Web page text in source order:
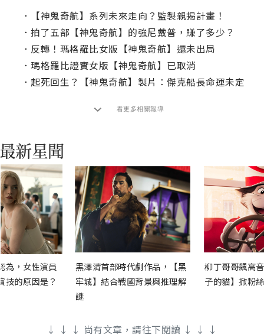
．
【神鬼奇航】系列未來走向？監製親揭計畫！
． 拍了五部【神鬼奇航】的強尼戴普，賺了多少？
． 反轉！瑪格羅比女版【神鬼奇航】還未出局
． 瑪格羅比證實女版【神鬼奇航】已取消
． 起死回生？【神鬼奇航】製片：傑克船長命運未定
看更多相關報導
為，女性演員
技的原因是？
黑澤清首部時代劇作品，【黑
牢城】結合戰國背景與推理解
謎
柳丁哥哥飆高
子的貓】掀粉
↓ ↓ ↓ 尚有文章，請往下閱讀 ↓ ↓ ↓